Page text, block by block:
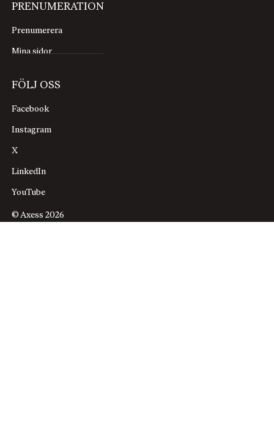
PRENUMERATION
Prenumerera
Mina sidor
FÖLJ OSS
Facebook
Instagram
X
LinkedIn
YouTube
© Axess 2026